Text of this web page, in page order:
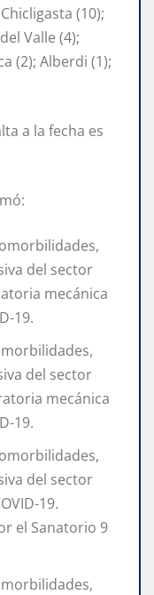
(10);
Valle (4);
(2); Alberdi (1);
a la fecha es
del sector
mecánica
19.
del sector
mecánica
19.
del sector
19.
el Sanatorio 9